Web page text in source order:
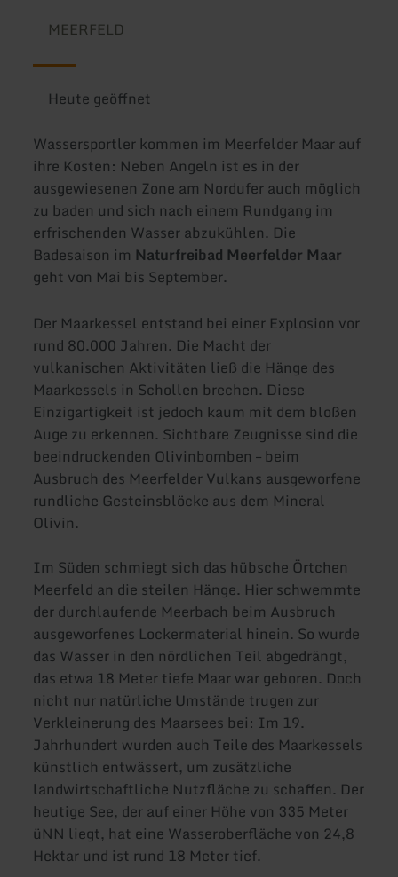
MEERFELD
Heute geöffnet
Wassersportler kommen im Meerfelder Maar auf
ihre Kosten: Neben Angeln ist es in der
ausgewiesenen Zone am Nordufer auch möglich
zu baden und sich nach einem Rundgang im
erfrischenden Wasser abzukühlen. Die
Badesaison im Naturfreibad Meerfelder Maar
geht von Mai bis September.
Der Maarkessel entstand bei einer Explosion vor
rund 80.000 Jahren. Die Macht der
vulkanischen Aktivitäten ließ die Hänge des
Maarkessels in Schollen brechen. Diese
Einzigartigkeit ist jedoch kaum mit dem bloßen
Auge zu erkennen. Sichtbare Zeugnisse sind die
beeindruckenden Olivinbomben – beim
Ausbruch des Meerfelder Vulkans ausgeworfene
rundliche Gesteinsblöcke aus dem Mineral
Olivin.
Im Süden schmiegt sich das hübsche Örtchen
Meerfeld an die steilen Hänge. Hier schwemmte
der durchlaufende Meerbach beim Ausbruch
ausgeworfenes Lockermaterial hinein. So wurde
das Wasser in den nördlichen Teil abgedrängt,
das etwa 18 Meter tiefe Maar war geboren. Doch
nicht nur natürliche Umstände trugen zur
Verkleinerung des Maarsees bei: Im 19.
Jahrhundert wurden auch Teile des Maarkessels
künstlich entwässert, um zusätzliche
landwirtschaftliche Nutzfläche zu schaffen. Der
heutige See, der auf einer Höhe von 335 Meter
üNN liegt, hat eine Wasseroberfläche von 24,8
Hektar und ist rund 18 Meter tief.